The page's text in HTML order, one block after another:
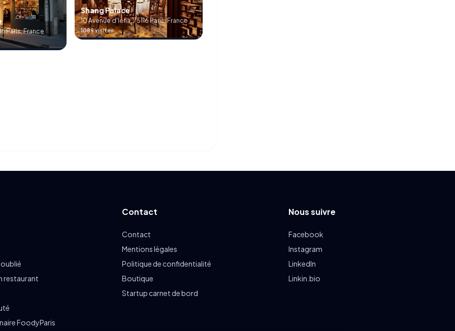
Paris, France
Shang Palace
10 Avenue d'Iéna, 75116 Paris, France
1089 visites
restaurant
FoodyParis
Contact
Contact
Mentions légales
Politique de confidentialité
Boutique
Startup carnet de bord
Nous suivre
Facebook
Instagram
LinkedIn
Linkin.bio